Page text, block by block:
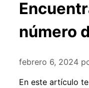
número
febrero 6, 2024
En este artículo